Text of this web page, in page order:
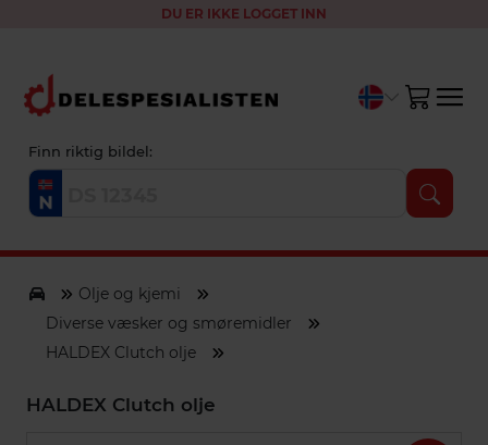
DU ER IKKE LOGGET INN
Finn riktig bildel:
Olje og kjemi
Diverse væsker og smøremidler
HALDEX Clutch olje
HALDEX Clutch olje